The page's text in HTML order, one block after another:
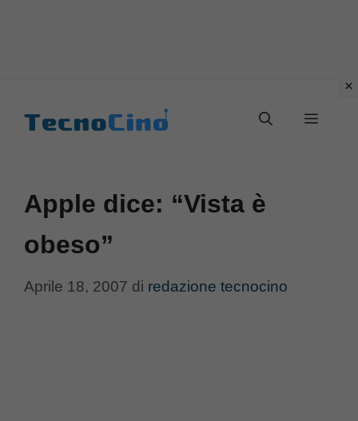
Menu
Apple dice: “Vista è
obeso”
Aprile 18, 2007 di redazione tecnocino